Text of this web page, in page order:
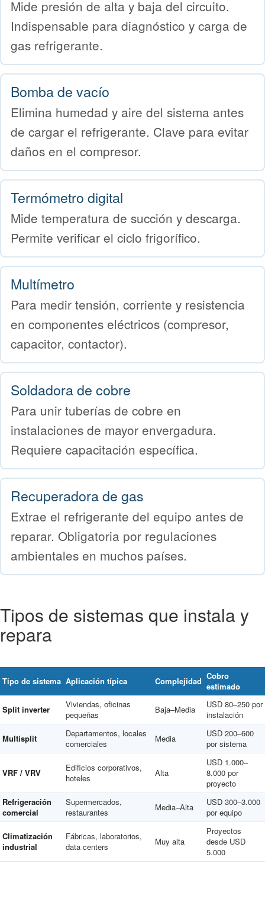
Mide presión de alta y baja del circuito.
Indispensable para diagnóstico y carga de
gas refrigerante.
Bomba de vacío
Elimina humedad y aire del sistema antes
de cargar el refrigerante. Clave para evitar
daños en el compresor.
Termómetro digital
Mide temperatura de succión y descarga.
Permite verificar el ciclo frigorífico.
Multímetro
Para medir tensión, corriente y resistencia
en componentes eléctricos (compresor,
capacitor, contactor).
Soldadora de cobre
Para unir tuberías de cobre en
instalaciones de mayor envergadura.
Requiere capacitación específica.
Recuperadora de gas
Extrae el refrigerante del equipo antes de
reparar. Obligatoria por regulaciones
ambientales en muchos países.
Tipos de sistemas que instala y
repara
Tipo de sistema Aplicación típica Complejidad Cobro
estimado
Split inverter
Viviendas, oficinas
pequeñas
Baja–Media
USD 80–250 por
instalación
Multisplit
Departamentos, locales
comerciales
Media
USD 200–600
por sistema
VRF / VRV
Edificios corporativos,
hoteles
Alta
USD 1.000–
8.000 por
proyecto
Refrigeración
comercial
Supermercados,
restaurantes
Media–Alta
USD 300–3.000
por equipo
Climatización
industrial
Fábricas, laboratorios,
data centers
Muy alta
Proyectos
desde USD
5.000